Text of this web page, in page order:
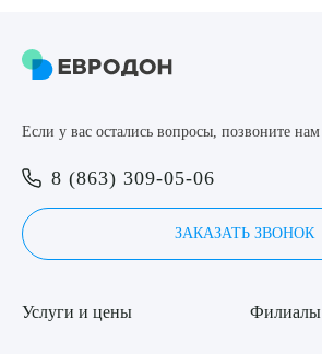
Если у вас остались вопросы, позвоните нам
8 (863) 309-05-06
ЗАКАЗАТЬ ЗВОНОК
Услуги и цены Филиалы